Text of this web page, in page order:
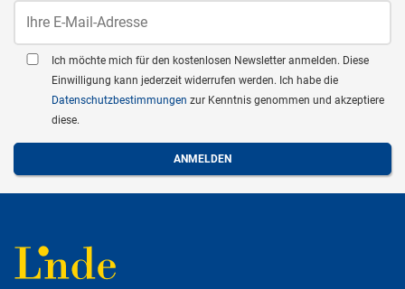
Ich möchte mich für den kostenlosen Newsletter anmelden. Diese
Einwilligung kann jederzeit widerrufen werden. Ich habe die
Datenschutzbestimmungen zur Kenntnis genommen und akzeptiere
diese.